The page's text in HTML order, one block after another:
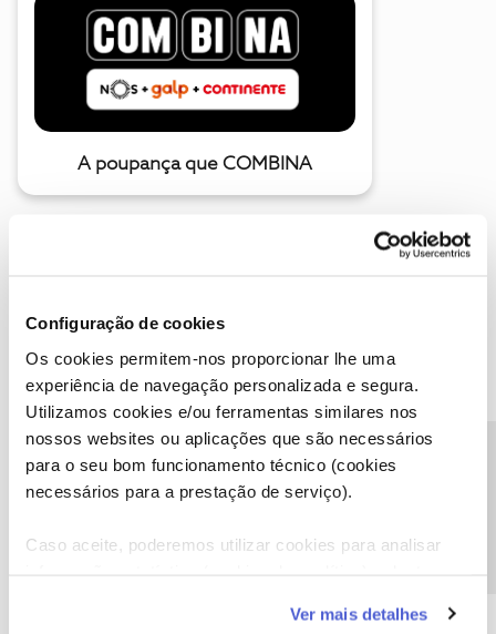
Configuração de cookies
Os cookies permitem-nos proporcionar lhe uma
experiência de navegação personalizada e segura.
Utilizamos cookies e/ou ferramentas similares nos
nossos websites ou aplicações que são necessários
para o seu bom funcionamento técnico (cookies
necessários para a prestação de serviço).
Caso aceite, poderemos utilizar cookies para analisar
funcionalidades (cookies de personalização e
Ver mais detalhes
A poupança que COMBINA
Descubra as novidades de julho